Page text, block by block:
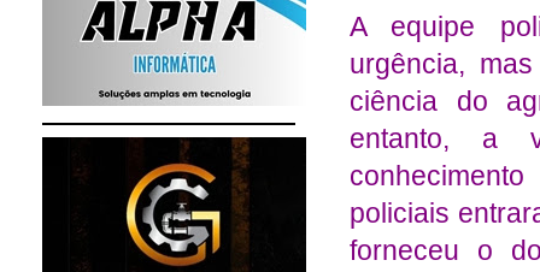
A equipe
urgência,
ciência do
entanto, a
policiais
forneceu o